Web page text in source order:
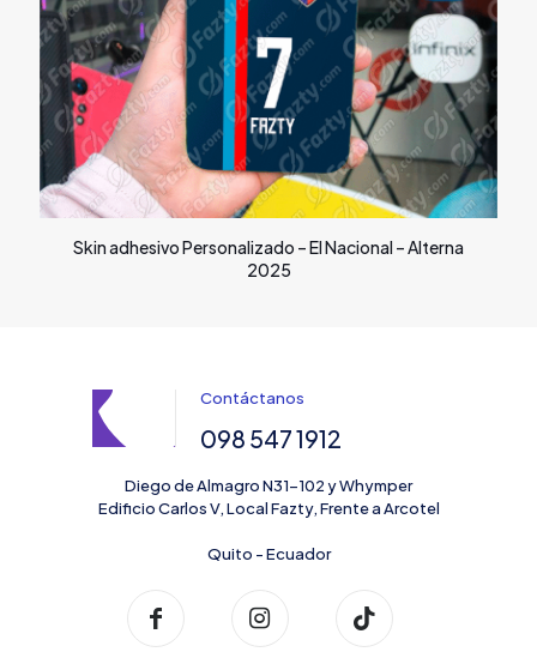
Skin adhesivo Personalizado – El Nacional – Alterna
2025
Contáctanos
098 547 1912
Diego de Almagro N31-102 y Whymper
Edificio Carlos V, Local Fazty, Frente a Arcotel
Quito - Ecuador